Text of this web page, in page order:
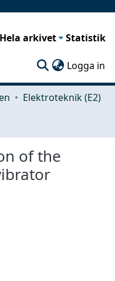
Hela arkivet Statistik
Logga in
Elektroteknik (E2)
of the